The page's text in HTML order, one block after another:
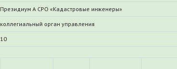
Президиум А СРО «Кадастровые инженеры»
коллегиальный орган управления
10